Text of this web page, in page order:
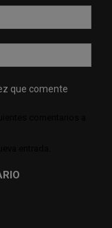
web:
que comente